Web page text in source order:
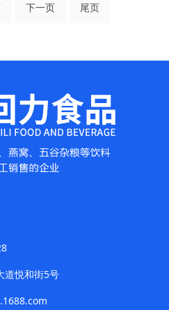
下一页 尾页
道悦和街5号